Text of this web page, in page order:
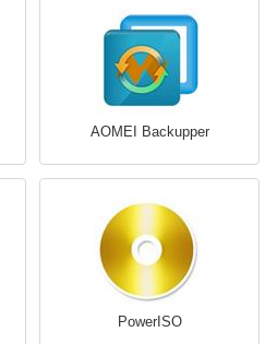
AOMEI Backupper
PowerISO